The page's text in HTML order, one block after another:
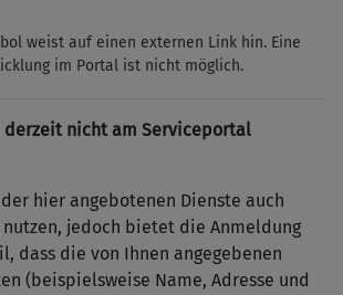
weist auf einen externen Link hin. Eine
im Portal ist nicht möglich.
derzeit nicht am Serviceportal
hier angebotenen Dienste auch
nutzen, jedoch bietet die Anmeldung
dass die von Ihnen angegebenen
(beispielsweise Name, Adresse und